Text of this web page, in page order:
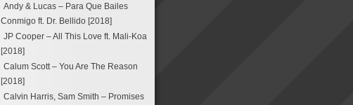
Andy & Lucas – Para Que Bailes
Conmigo ft. Dr. Bellido [2018]
JP Cooper – All This Love ft. Mali-Koa
[2018]
Calum Scott – You Are The Reason
[2018]
Calvin Harris, Sam Smith – Promises